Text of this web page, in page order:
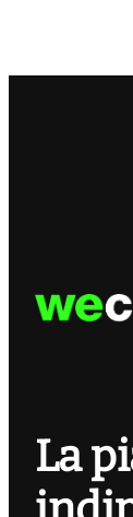
La